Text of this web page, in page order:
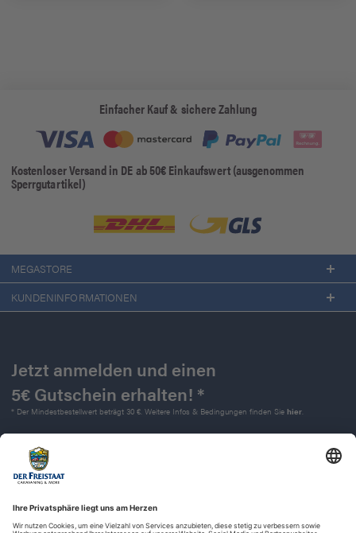
Einfacher Kauf & sichere Zahlung
Kostenloser Versand in DE ab 50€ Einkaufswert (ausgenommen
Sperrgutartikel)
MEGASTORE
KUNDENINFORMATIONEN
Jetzt anmelden und einen
5€ Gutschein erhalten! *
* Der Mindestbestellwert beträgt 30 €. Weitere Infos & Bedingungen finden Sie hier.